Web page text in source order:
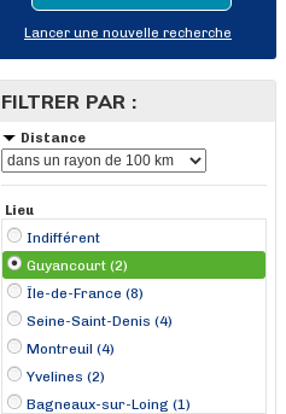
Lancer une nouvelle recherche
FILTRER PAR :
Distance
Lieu
Indifférent
Guyancourt (2)
Île-de-France (8)
Seine-Saint-Denis (4)
Montreuil (4)
Yvelines (2)
Bagneaux-sur-Loing (1)